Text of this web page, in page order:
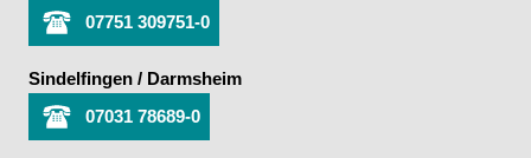
07751 309751-0
Sindelfingen / Darmsheim
07031 78689-0